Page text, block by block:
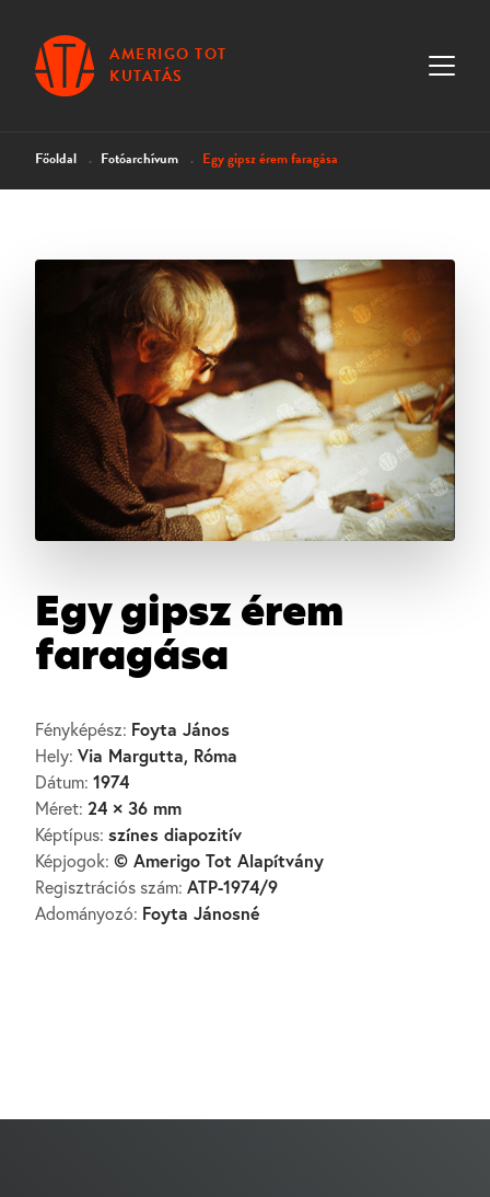
AMERIGO TOT
KUTATÁS
Főoldal Fotóarchívum Egy gipsz érem faragása
Egy gipsz érem
faragása
Fényképész: Foyta János
Hely: Via Margutta, Róma
Dátum: 1974
Méret: 24 × 36 mm
Képtípus: színes diapozitív
Képjogok: © Amerigo Tot Alapítvány
Regisztrációs szám: ATP-1974/9
Adományozó: Foyta Jánosné